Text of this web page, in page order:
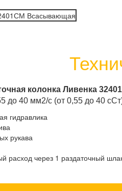
колонка Ливенка
до 40 мм2/с (от 0,55 до 40
гидравлика
рукава
расход через 1 раздаточный